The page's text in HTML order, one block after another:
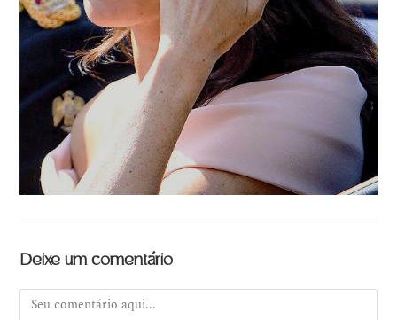
Deixe um comentário